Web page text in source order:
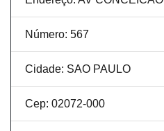
Número: 567
Cidade: SAO PAULO
Cep: 02072-000